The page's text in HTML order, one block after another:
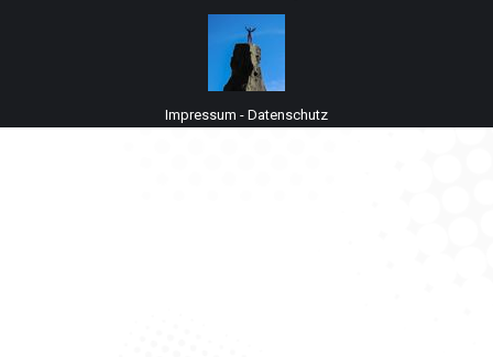
Impressum - Datenschutz